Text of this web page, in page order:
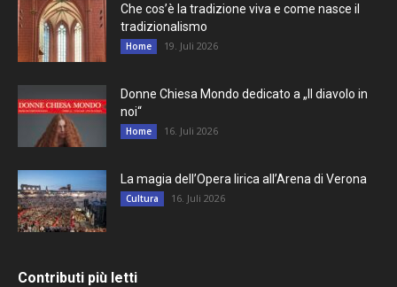
Che cos’è la tradizione viva e come nasce il
tradizionalismo
Home 19. Juli 2026
Donne Chiesa Mondo dedicato a „Il diavolo in
noi“
Home 16. Juli 2026
La magia dell’Opera lirica all’Arena di Verona
Cultura 16. Juli 2026
Contributi più letti